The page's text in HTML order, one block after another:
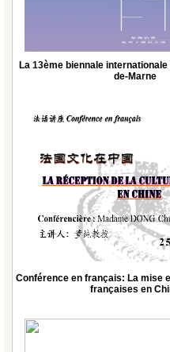
La 13ème biennale
de-Marne
Conférence en français: La mise
françaises en